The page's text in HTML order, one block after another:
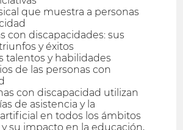
que muestra a personas
con discapacidades: sus
y éxitos
talentos y habilidades
de las personas con
con discapacidad utilizan
de asistencia y la
en todos los ámbitos
y su impacto en la educación,